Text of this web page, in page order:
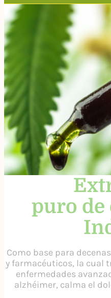
puro de
Como base para
y farmacéuticos, la cual
enfermedades
alzhéimer, calma el